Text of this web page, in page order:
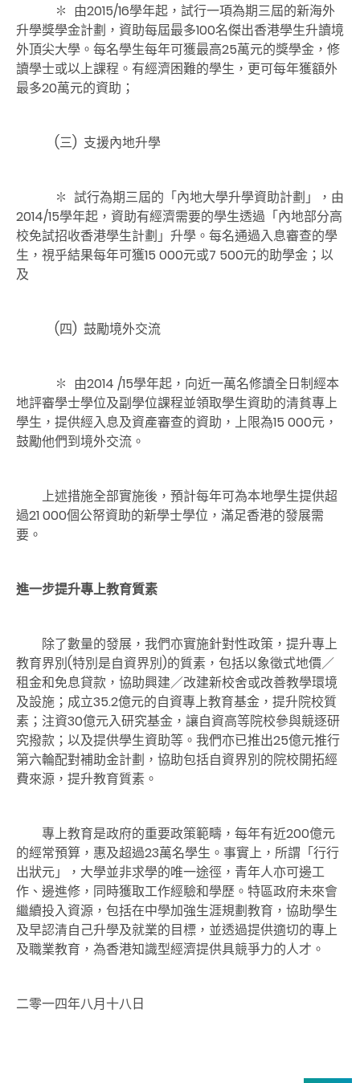
✽ 由2015/16學年起，試行一項為期三屆的新海外
升學獎學金計劃，資助每屆最多100名傑出香港學生升讀境
外頂尖大學。每名學生每年可獲最高25萬元的獎學金，修
讀學士或以上課程。有經濟困難的學生，更可每年獲額外
最多20萬元的資助；
(三) 支援內地升學
✽ 試行為期三屆的「內地大學升學資助計劃」，由
2014/15學年起，資助有經濟需要的學生透過「內地部分高
校免試招收香港學生計劃」升學。每名通過入息審查的學
生，視乎結果每年可獲15 000元或7 500元的助學金；以
及
(四) 鼓勵境外交流
✽ 由2014 /15學年起，向近一萬名修讀全日制經本
地評審學士學位及副學位課程並領取學生資助的清貧專上
學生，提供經入息及資產審查的資助，上限為15 000元，
鼓勵他們到境外交流。
上述措施全部實施後，預計每年可為本地學生提供超
過21 000個公帑資助的新學士學位，滿足香港的發展需
要。
進一步提升專上教育質素
除了數量的發展，我們亦實施針對性政策，提升專上
教育界別(特別是自資界別)的質素，包括以象徵式地價／
租金和免息貸款，協助興建／改建新校舍或改善教學環境
及設施；成立35.2億元的自資專上教育基金，提升院校質
素；注資30億元入研究基金，讓自資高等院校參與競逐研
究撥款；以及提供學生資助等。我們亦已推出25億元推行
第六輪配對補助金計劃，協助包括自資界別的院校開拓經
費來源，提升教育質素。
專上教育是政府的重要政策範疇，每年有近200億元
的經常預算，惠及超過23萬名學生。事實上，所謂「行行
出狀元」，大學並非求學的唯一途徑，青年人亦可邊工
作、邊進修，同時獲取工作經驗和學歷。特區政府未來會
繼續投入資源，包括在中學加強生涯規劃教育，協助學生
及早認清自己升學及就業的目標，並透過提供適切的專上
及職業教育，為香港知識型經濟提供具競爭力的人才。
二零一四年八月十八日